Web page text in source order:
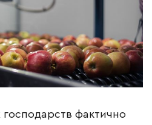
господарств фактично